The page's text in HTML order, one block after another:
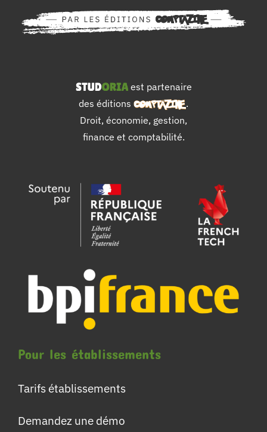
est partenaire
des éditions
.
Droit, économie, gestion,
finance et comptabilité.
Pour les établissements
Tarifs établissements
Demandez une démo